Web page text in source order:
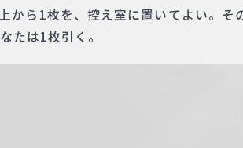
ら1枚を、控え室に置いてよい。そ
は1枚引く。